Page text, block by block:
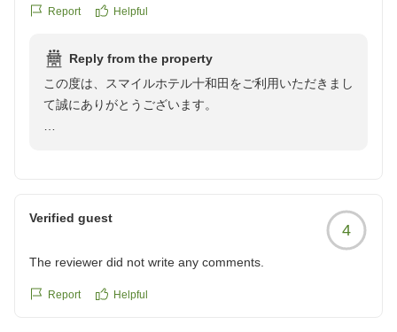
う、今後も努めて参ります。
スマイルホテル十和田
クチコミの詳細はこちらから
reviewId=33123478362672
Report Helpful
Reply from the property
この度は、スマイルホテル十和田をご利用いただきまし
て誠にありがとうございます。
冬用の寝巻きが必要だとお感じになるほどの寒さであっ
当ホテルの空調設備は、全室一括管理となっておりまし
をさせてしまい誠に申し訳ございませんでした。毛布の
Verified guest
4
The reviewer did not write any comments.
Report Helpful